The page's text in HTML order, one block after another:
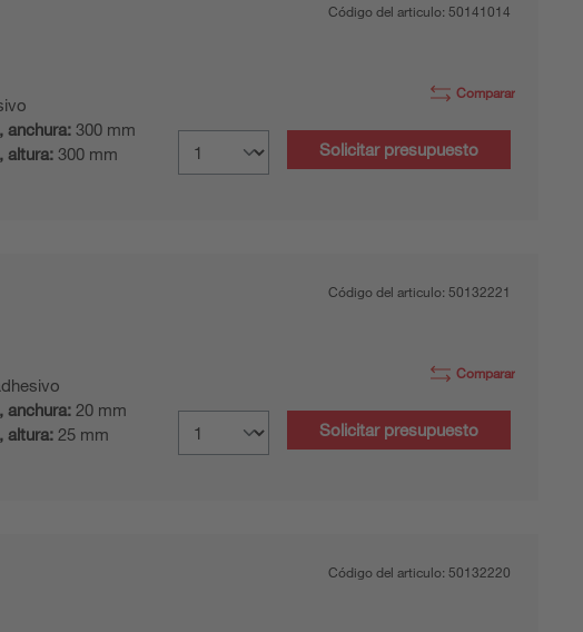
anchura: 300 mm
altura: 300 mm
Código del articulo: 50141014
Comparar
Solicitar presupuesto
anchura: 20 mm
altura: 25 mm
Código del articulo: 50132221
Comparar
Solicitar presupuesto
Código del articulo: 50132220